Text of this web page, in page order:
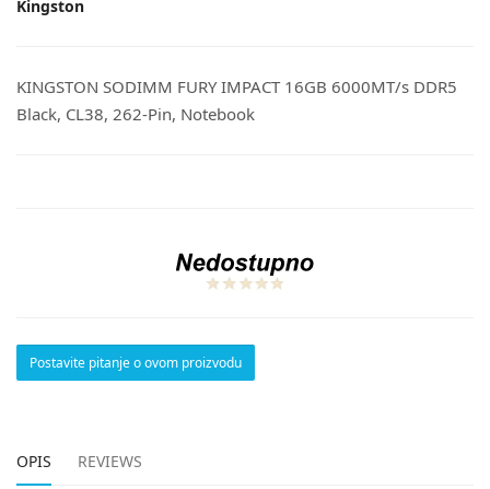
Kingston
KINGSTON SODIMM FURY IMPACT 16GB 6000MT/s DDR5
Black, CL38, 262-Pin, Notebook
Postavite pitanje o ovom proizvodu
OPIS REVIEWS